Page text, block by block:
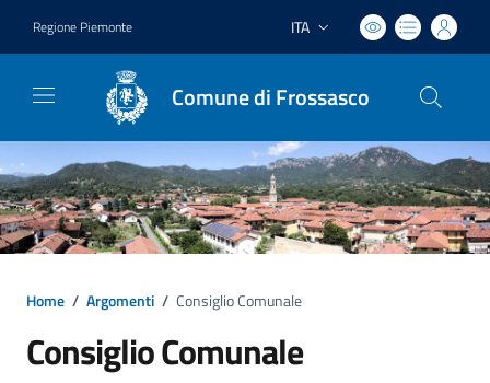
Regione Piemonte Lingua attiva:
ITA
Comune di Frossasco
Home / Argomenti / Consiglio Comunale
Consiglio Comunale